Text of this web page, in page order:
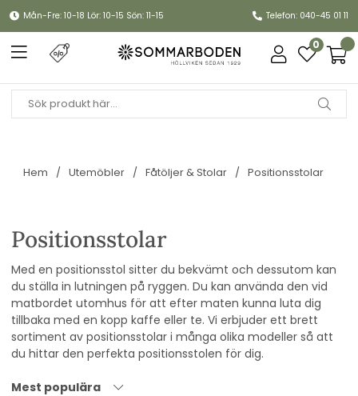
Mån-Fre: 10-18 Lör: 10-15 Sön: 11-15 Telefon: 040-45 01 11
0
Hem Utemöbler Fåtöljer & Stolar Positionsstolar
Positionsstolar
Med en positionsstol sitter du bekvämt och dessutom kan
du ställa in lutningen på ryggen. Du kan använda den vid
matbordet utomhus för att efter maten kunna luta dig
tillbaka med en kopp kaffe eller te. Vi erbjuder ett brett
sortiment av positionsstolar i många olika modeller så att
du hittar den perfekta positionsstolen för dig.
Mest populära